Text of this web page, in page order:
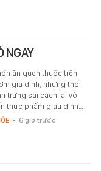
NGAY
ăn quen thuộc trên
gia đình, nhưng thói
trứng sai cách lại vô
thực phẩm giàu dinh…
- 6 giờ trước